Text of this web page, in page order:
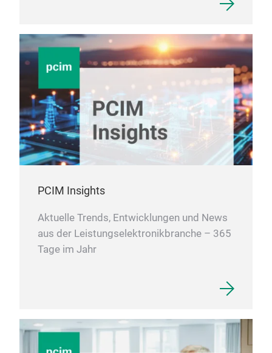
PCIM Insights
Aktuelle Trends, Entwicklungen und News
aus der Leistungselektronikbranche – 365
Tage im Jahr